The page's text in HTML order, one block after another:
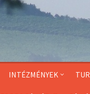
INTÉZMÉNYEK